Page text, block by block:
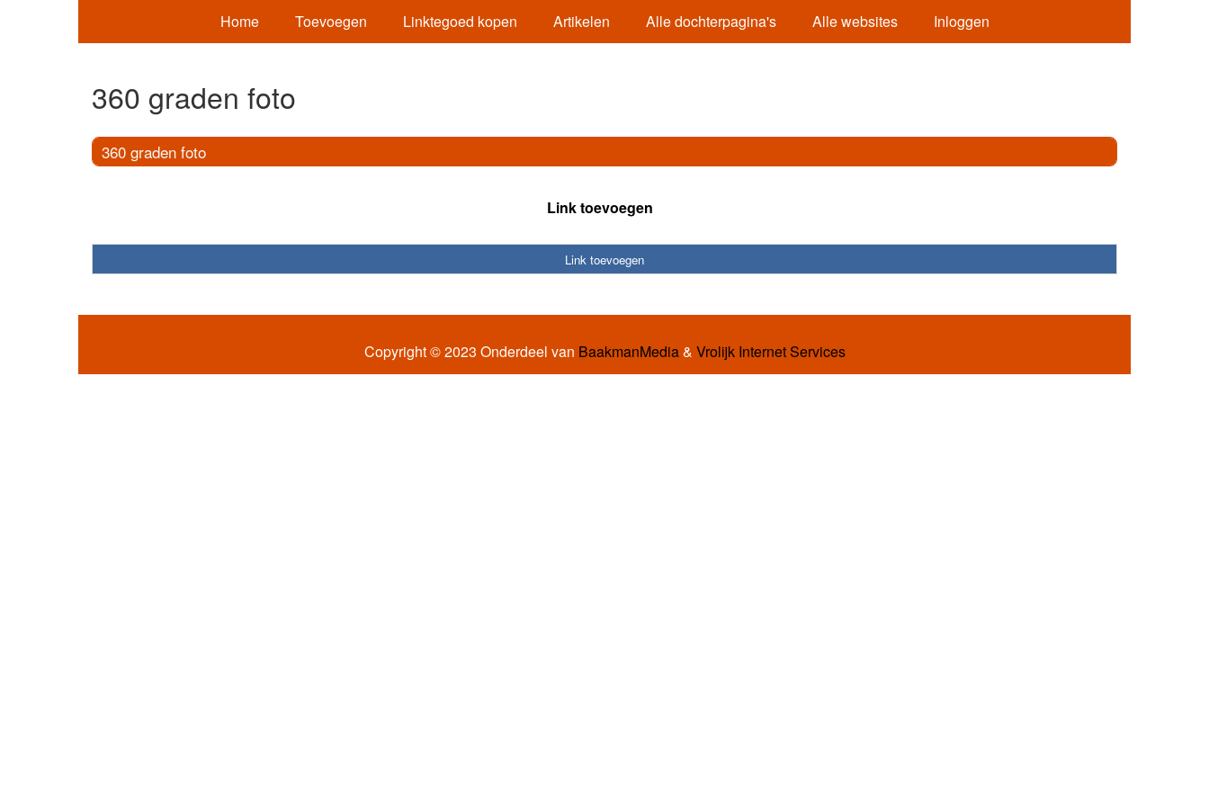
Home Toevoegen Linktegoed kopen Artikelen Alle dochterpagina's Alle websites Inloggen
360 graden foto
360 graden foto
Link toevoegen
Link toevoegen
Copyright © 2023 Onderdeel van BaakmanMedia& Vrolijk Internet Services